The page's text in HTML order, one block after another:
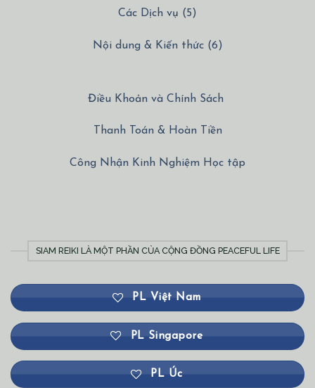
Các Dịch vụ (5)
Nội dung & Kiến thức (6)
Điều Khoản và Chính Sách
Thanh Toán & Hoàn Tiền
Công Nhận Kinh Nghiệm Học tập
SIAM REIKI LÀ MỘT PHẦN CỦA CỘNG ĐỒNG PEACEFUL LIFE
PL Việt Nam
PL Singapore
PL Úc